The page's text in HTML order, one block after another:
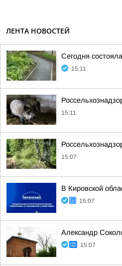
ЛЕНТА НОВОСТЕЙ
Сегодня
15:11
15:11
15:07
В Кировской
15:07
Александр
15:07